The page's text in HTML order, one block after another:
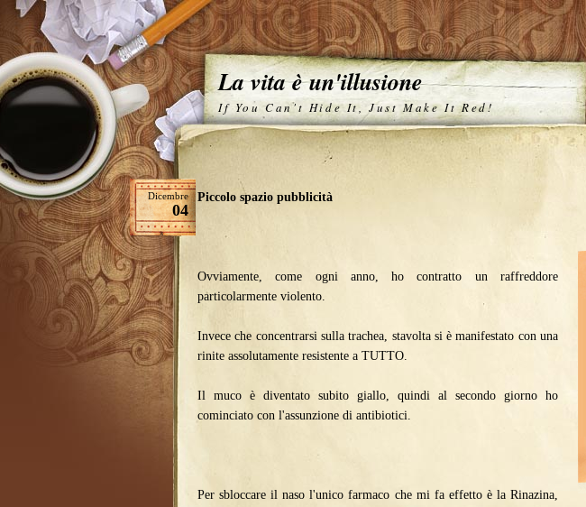
La vita è un'illusione
If You Can't Hide It, Just Make It Red!
Dicembre
04
Piccolo spazio pubblicità
Ovviamente, come ogni anno, ho contratto un raffreddore
particolarmente violento.
Invece che concentrarsi sulla trachea, stavolta si è manifestato con una
rinite assolutamente resistente a TUTTO.
Il muco è diventato subito giallo, quindi al secondo giorno ho
cominciato con l'assunzione di antibiotici.
Per sbloccare il naso l'unico farmaco che mi fa effetto è la Rinazina,